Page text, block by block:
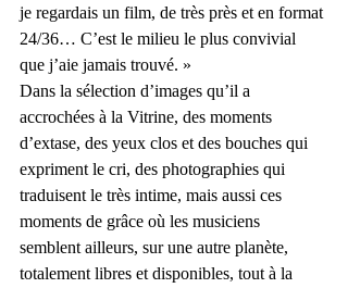
je regardais un film, de très près et en format
24/36… C’est le milieu le plus convivial
que j’aie jamais trouvé. »
Dans la sélection d’images qu’il a
accrochées à la Vitrine, des moments
d’extase, des yeux clos et des bouches qui
expriment le cri, des photographies qui
traduisent le très intime, mais aussi ces
moments de grâce où les musiciens
semblent ailleurs, sur une autre planète,
totalement libres et disponibles, tout à la